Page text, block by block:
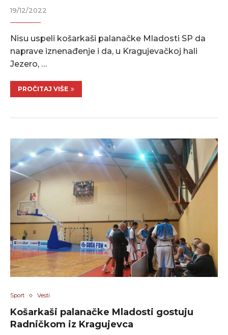
19/12/2022
Nisu uspeli košarkaši palanačke Mladosti SP da
naprave iznenađenje i da, u Kragujevačkoj hali
Jezero, …
PROČITAJ VIŠE
Sport Vesti
Košarkaši palanačke Mladosti gostuju
Radničkom iz Kragujevca